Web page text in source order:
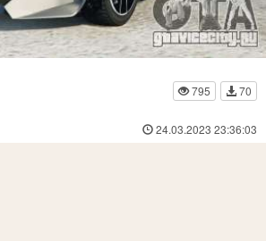
795
70
24.03.2023 23:36:03